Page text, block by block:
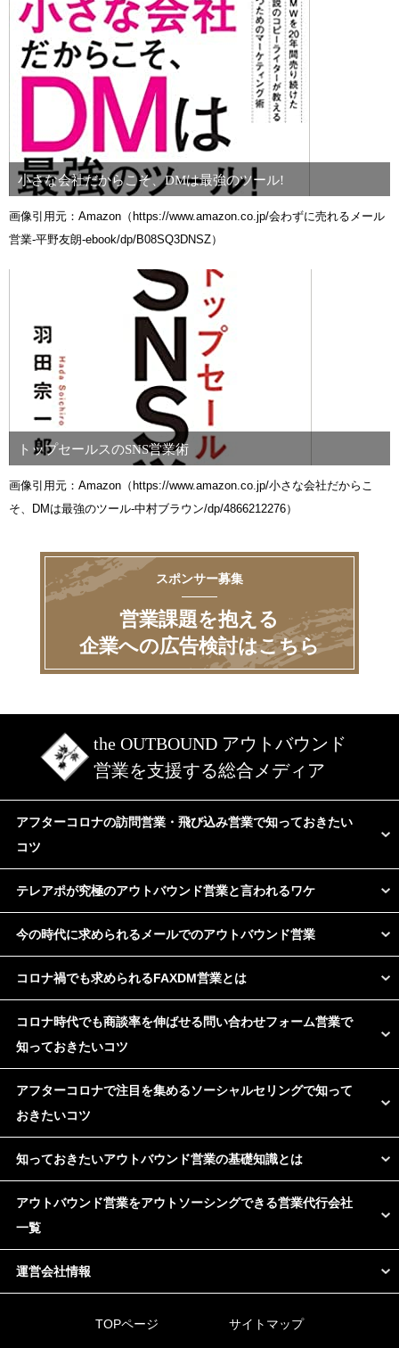
小さな会社だからこそ、DMは最強のツール!
画像引用元：Amazon（https://www.amazon.co.jp/会わずに売れるメール
営業-平野友朗-ebook/dp/B08SQ3DNSZ）
トップセールスのSNS営業術
画像引用元：Amazon（https://www.amazon.co.jp/小さな会社だからこ
そ、DMは最強のツール-中村ブラウン/dp/4866212276）
スポンサー募集
営業課題を抱える
企業への広告検討はこちら
the OUTBOUND アウトバウンド
営業を支援する総合メディア
アフターコロナの訪問営業・飛び込み営業で知っておきたい
コツ
テレアポが究極のアウトバウンド営業と言われるワケ
今の時代に求められるメールでのアウトバウンド営業
コロナ禍でも求められるFAXDM営業とは
コロナ時代でも商談率を伸ばせる問い合わせフォーム営業で
知っておきたいコツ
アフターコロナで注目を集めるソーシャルセリングで知って
おきたいコツ
知っておきたいアウトバウンド営業の基礎知識とは
アウトバウンド営業をアウトソーシングできる営業代行会社
一覧
運営会社情報
TOPページ サイトマップ